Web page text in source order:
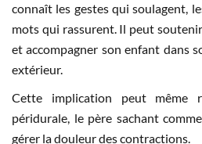
connaît les gestes qui soulagent,
mots qui rassurent. Il peut
et accompagner son enfant dans
extérieur.
Cette implication peut même
péridurale, le père sachant
gérer la douleur des contractions.